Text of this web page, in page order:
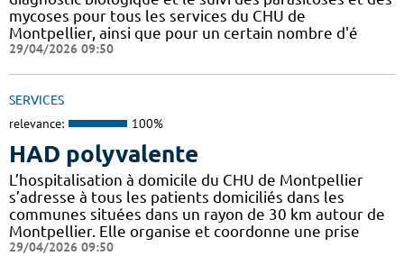
mycoses pour tous les services du CHU de
Montpellier, ainsi que pour un certain nombre d'é
29/04/2026 09:50
SERVICES
relevance: 100%
HAD polyvalente
L’hospitalisation à domicile du CHU de Montpellier
s’adresse à tous les patients domiciliés dans les
communes situées dans un rayon de 30 km autour de
Montpellier. Elle organise et coordonne une prise
29/04/2026 09:50